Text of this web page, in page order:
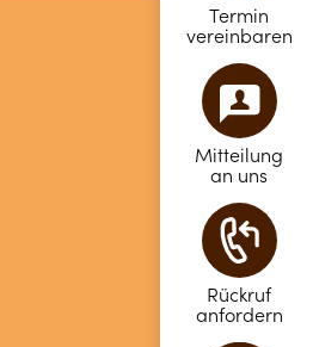
Termin
vereinbaren
Mitteilung
an uns
Rückruf
anfordern